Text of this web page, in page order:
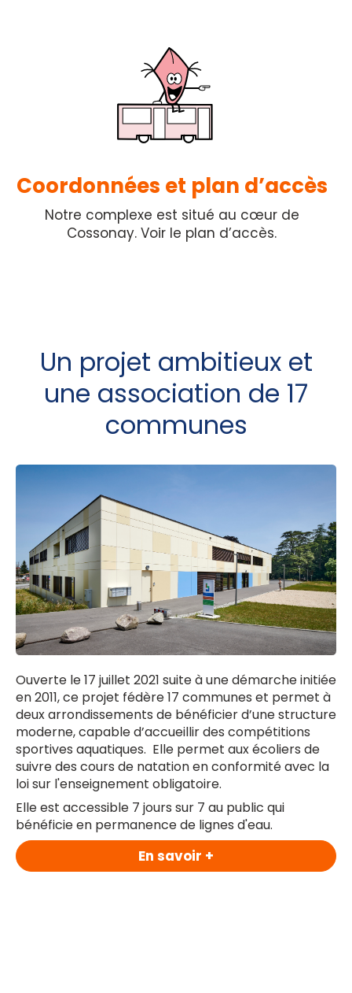
Coordonnées et plan d’accès
Notre complexe est situé au cœur de
Cossonay. Voir le plan d’accès.
Un projet ambitieux et
une association de 17
communes
Ouverte le 17 juillet 2021 suite à une démarche initiée
en 2011, ce projet fédère 17 communes et permet à
deux arrondissements de bénéficier d’une structure
moderne, capable d’accueillir des compétitions
sportives aquatiques. Elle permet aux écoliers de
suivre des cours de natation en conformité avec la
loi sur l'enseignement obligatoire.
Elle est accessible 7 jours sur 7 au public qui
bénéficie en permanence de lignes d'eau.
En savoir +